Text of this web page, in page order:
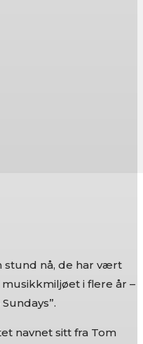
stund nå, de har vært
i flere år –
navnet sitt fra Tom